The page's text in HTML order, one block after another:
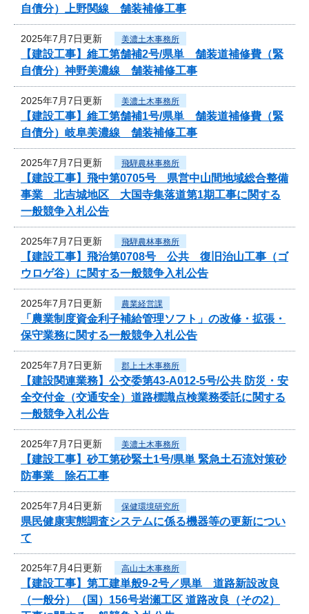
自債分）上野関線 舗装補修工事
2025年7月7日更新 美濃土木事務所
【建設工事】維工第舗補2号/県単 舗装道補修費（緊
自債分）神野美濃線 舗装補修工事
2025年7月7日更新 美濃土木事務所
【建設工事】維工第舗補1号/県単 舗装道補修費（緊
自債分）岐阜美濃線 舗装補修工事
2025年7月7日更新 飛騨農林事務所
【建設工事】飛中第0705号 県営中山間地域総合整備
事業 北吉城地区 大国寺集落道第1期工事に関する
一般競争入札公告
2025年7月7日更新 飛騨農林事務所
【建設工事】飛治第0708号 公共 復旧治山工事（ゴ
ウロゲ谷）に関する一般競争入札公告
2025年7月7日更新 農業経営課
「農業制度資金利子補給管理ソフト」の改修・拡張・
保守業務に関する一般競争入札公告
2025年7月7日更新 郡上土木事務所
【建設関連業務】公交委第43-A012-5号/公共 防災・安
全交付金（交通安全）道路標識点検業務委託に関する
一般競争入札公告
2025年7月7日更新 美濃土木事務所
【建設工事】砂工第砂緊土1号/県単 緊急土石流対策砂
防事業 除石工事
2025年7月4日更新 保健環境研究所
県民健康実態調査システムに係る機器等の更新につい
て
2025年7月4日更新 高山土木事務所
【建設工事】第工建単般9-2号／県単 道路新設改良
（一般分）（国）156号岩瀬工区 道路改良（その2）